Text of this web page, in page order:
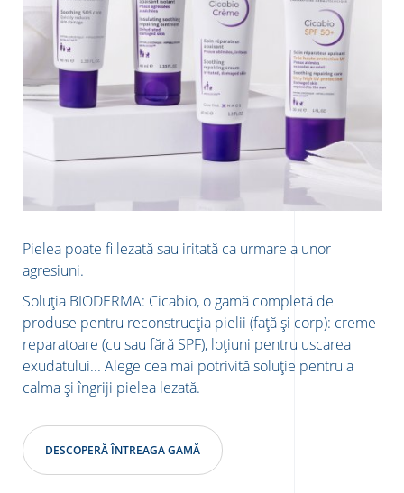
BIODERMA Medical Strategy Director MIchèle Sayag
potrivită metodă de îngrijire pentru mâinile tale!
Citește mai mult
BIODERMA Medical Strategy Director MIchèle Sayag
durere la mâncărime. Iată tot ce trebuie sa știi despre
obiceiurile potrivite pentru a facilita vindecarea și a reduce
cicatricele.
Pielea poate fi lezată sau iritată ca urmare a unor
agresiuni.
Soluția BIODERMA: Cicabio, o gamă completă de
produse pentru reconstrucția pielii (față și corp): creme
reparatoare (cu sau fără SPF), loțiuni pentru uscarea
exudatului... Alege cea mai potrivită soluție pentru a
calma și îngriji pielea lezată.
DESCOPERĂ ÎNTREAGA GAMĂ